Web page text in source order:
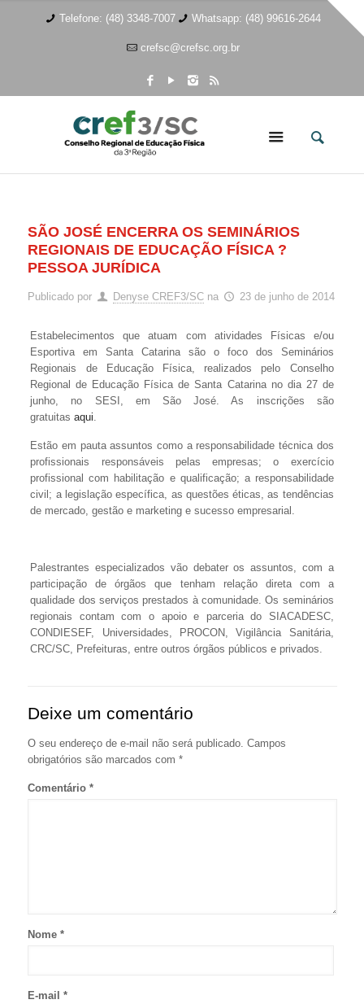
Telefone: (48) 3348-7007 Whatsapp: (48) 99616-2644
crefsc@crefsc.org.br
SÃO JOSÉ ENCERRA OS SEMINÁRIOS
REGIONAIS DE EDUCAÇÃO FÍSICA ?
PESSOA JURÍDICA
Publicado por Denyse CREF3/SC na 23 de junho de 2014
Estabelecimentos que atuam com atividades Físicas e/ou
Esportiva em Santa Catarina são o foco dos Seminários
Regionais de Educação Física, realizados pelo Conselho
Regional de Educação Física de Santa Catarina no dia 27 de
junho, no SESI, em São José. As inscrições são
gratuitasaqui.
Estão em pauta assuntos como a responsabilidade técnica dos
profissionais responsáveis pelas empresas; o exercício
profissional com habilitação e qualificação; a responsabilidade
civil; a legislação específica, as questões éticas, as tendências
de mercado, gestão e marketing e sucesso empresarial.
Palestrantes especializados vão debater os assuntos, com a
participação de órgãos que tenham relação direta com a
qualidade dos serviços prestados à comunidade. Os seminários
regionais contam com o apoio e parceria do SIACADESC,
CONDIESEF, Universidades, PROCON, Vigilância Sanitária,
CRC/SC, Prefeituras, entre outros órgãos públicos e privados.
Deixe um comentário
O seu endereço de e-mail não será publicado. Campos
obrigatórios são marcados com *
Comentário *
Nome *
E-mail *